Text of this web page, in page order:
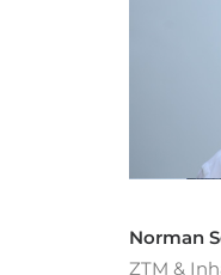
Norman
ZTM &